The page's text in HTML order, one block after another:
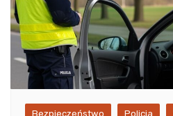
Bezpieczeństwo Policja